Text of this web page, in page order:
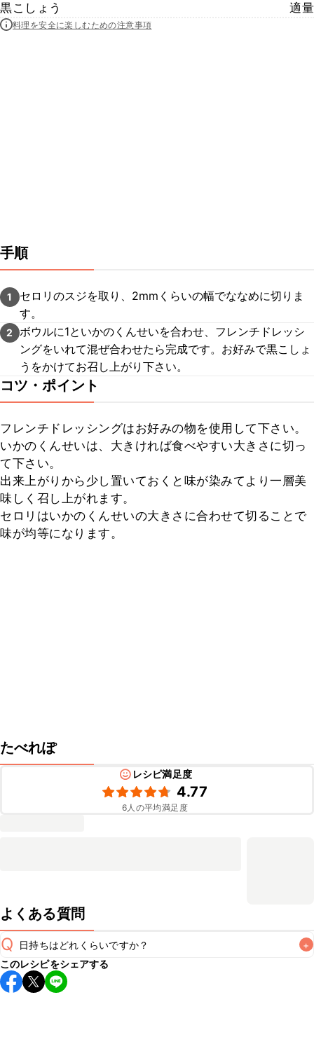
黒こしょう
適量
料理を安全に楽しむための注意事項
手順
1
セロリのスジを取り、2mmくらいの幅でななめに切りま
す。
2
ボウルに1といかのくんせいを合わせ、フレンチドレッシ
ングをいれて混ぜ合わせたら完成です。お好みで黒こしょ
うをかけてお召し上がり下さい。
コツ・ポイント
フレンチドレッシングはお好みの物を使用して下さい。
いかのくんせいは、大きければ食べやすい大きさに切っ
て下さい。
出来上がりから少し置いておくと味が染みてより一層美
味しく召し上がれます。
セロリはいかのくんせいの大きさに合わせて切ることで
味が均等になります。
たべれぽ
レシピ満足度
4.77
6人の平均満足度
よくある質問
Q 日持ちはどれくらいですか？ +
保存期間は冷蔵で当日中が目安です。なるべくお早めにお召
し上がりください。
このレシピをシェアする